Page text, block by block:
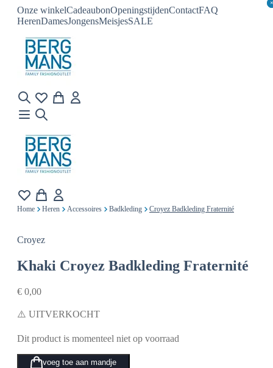
Onze winkelCadeaubonOpeningstijdenContactFAQ
HerenDamesJongensMeisjesSALE
×
×
Home Heren Accessoires Badkleding Croyez Badkleding Fraternité
Croyez
Khaki Croyez Badkleding Fraternité
€ 0,00
⚠️ UITVERKOCHT
Dit product is momenteel niet op voorraad
voeg toe aan mandje